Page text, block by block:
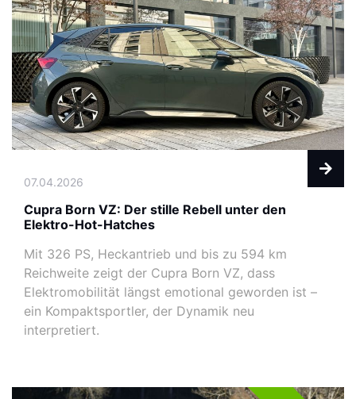
07.04.2026
Cupra Born VZ: Der stille Rebell unter den
Elektro-Hot-Hatches
Mit 326 PS, Heckantrieb und bis zu 594 km
Reichweite zeigt der Cupra Born VZ, dass
Elektromobilität längst emotional geworden ist –
ein Kompaktsportler, der Dynamik neu
interpretiert.